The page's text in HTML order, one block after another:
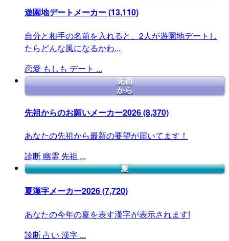
遊園地デートメーカー(13,110)
自分と相手の名前を入れると、2人が遊園地デートし
たらどんな風になるかわ...
恋愛 もしも デート ...
先祖
から
先祖からのお願いメーカー2026(8,370)
あなたの先祖から最新の要望が届いてます！
診断 幽霊 先祖 ...
夏
夏漢字メーカー2026(7,720)
あなたの今年の夏を表す漢字が表示されます!
診断 占い 漢字 ...